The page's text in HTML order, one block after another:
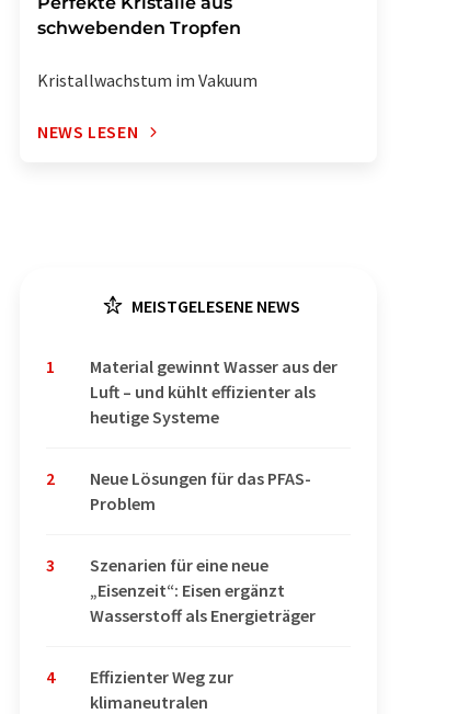
schwebenden Tropfen
Kristallwachstum im Vakuum
NEWS LESEN
MEISTGELESENE NEWS
1
Material gewinnt Wasser aus der
Luft – und kühlt effizienter als
heutige Systeme
2
Neue Lösungen für das PFAS-
Problem
3
Szenarien für eine neue
„Eisenzeit“: Eisen ergänzt
Wasserstoff als Energieträger
4
Effizienter Weg zur
klimaneutralen